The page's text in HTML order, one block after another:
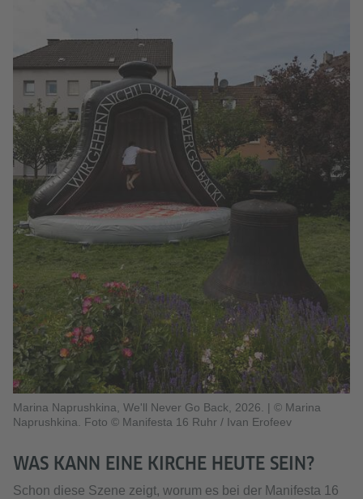
Marina Naprushkina, We'll Never Go Back, 2026. | © Marina
Naprushkina. Foto © Manifesta 16 Ruhr / Ivan Erofeev
WAS KANN EINE KIRCHE HEUTE SEIN?
Schon diese Szene zeigt, worum es bei der Manifesta 16